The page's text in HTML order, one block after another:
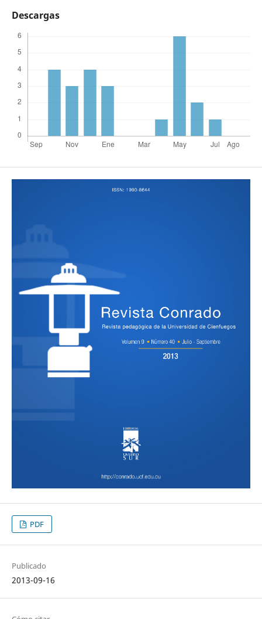
Descargas
PDF
Publicado
2013-09-16